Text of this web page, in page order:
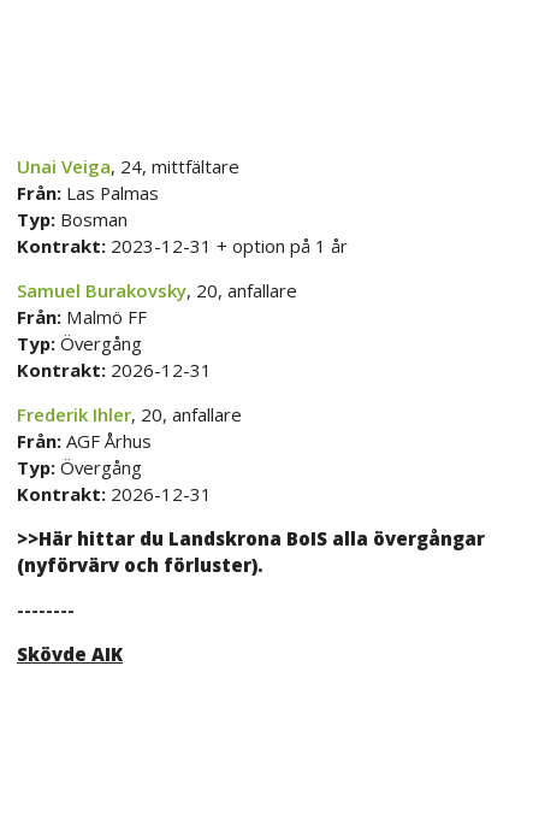
Unai Veiga, 24, mittfältare
Från: Las Palmas
Typ: Bosman
Kontrakt: 2023-12-31 + option på 1 år
Samuel Burakovsky, 20, anfallare
Från: Malmö FF
Typ: Övergång
Kontrakt: 2026-12-31
Frederik Ihler, 20, anfallare
Från: AGF Århus
Typ: Övergång
Kontrakt: 2026-12-31
>>Här hittar du Landskrona BoIS alla övergångar
(nyförvärv och förluster).
--------
Skövde AIK